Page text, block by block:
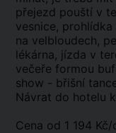
přejezd pouští v
vesnice,
na velbloudech,
lékárna, jízda v
večeře formou
show - břišní
Návrat do hotelu
Cena od 1 194 Kč/